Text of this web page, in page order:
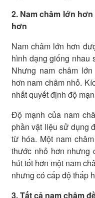
2. Nam châm lớn
hơn
Nam châm lớn hơn
hình dạng giống nhau
Nhưng nam châm
hơn nam châm nhỏ.
nhất quyết định độ
Độ mạnh của nam
phần vật liệu sử dụng
từ hóa. Một nam
thước nhỏ hơn nhưng
hút tốt hơn một nam
nhưng có cấp độ thấp
3. Tất cả nam châm